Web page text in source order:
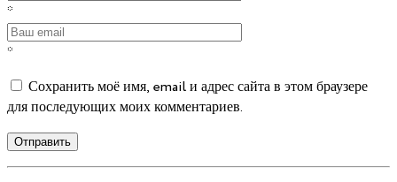
*
*
Сохранить моё имя, email и адрес сайта в этом браузере
для последующих моих комментариев.
Отправить